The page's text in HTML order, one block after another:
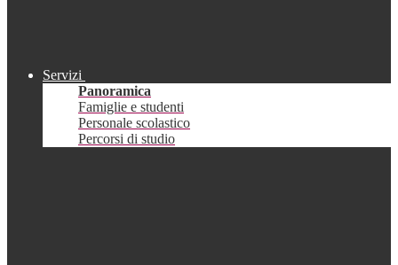
Servizi
Panoramica
Famiglie e studenti
Personale scolastico
Percorsi di studio